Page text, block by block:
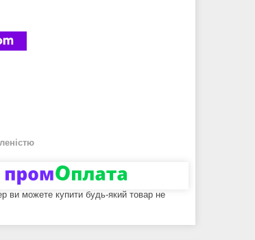
ви можете купити будь-який товар не